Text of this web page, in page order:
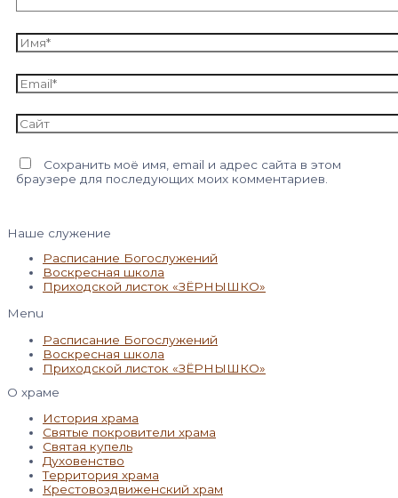
Имя*
Email*
Сайт
Сохранить моё имя, email и адрес сайта в этом
браузере для последующих моих комментариев.
Наше служение
Расписание Богослужений
Воскресная школа
Приходской листок «ЗЁРНЫШКО»
Menu
Расписание Богослужений
Воскресная школа
Приходской листок «ЗЁРНЫШКО»
О храме
История храма
Святые покровители храма
Святая купель
Духовенство
Территория храма
Крестовоздвиженский храм